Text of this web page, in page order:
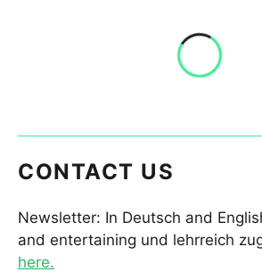
CONTACT US
Newsletter: In Deutsch and
and entertaining und lehrreich
here.